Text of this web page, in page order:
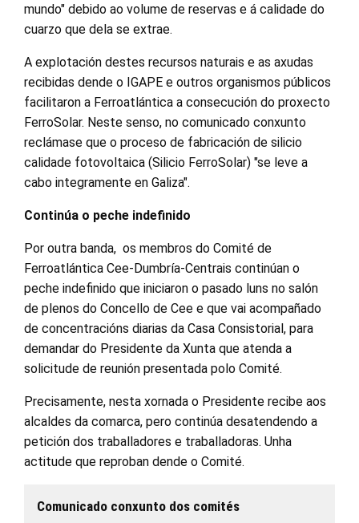
mundo" debido ao volume de reservas e á calidade do
cuarzo que dela se extrae.
A explotación destes recursos naturais e as axudas
recibidas dende o IGAPE e outros organismos públicos
facilitaron a Ferroatlántica a consecución do proxecto
FerroSolar. Neste senso, no comunicado conxunto
reclámase que o proceso de fabricación de silicio
calidade fotovoltaica (Silicio FerroSolar) "se leve a
cabo integramente en Galiza".
Continúa o peche indefinido
Por outra banda, os membros do Comité de
Ferroatlántica Cee-Dumbría-Centrais continúan o
peche indefinido que iniciaron o pasado luns no salón
de plenos do Concello de Cee e que vai acompañado
de concentracións diarias da Casa Consistorial, para
demandar do Presidente da Xunta que atenda a
solicitude de reunión presentada polo Comité.
Precisamente, nesta xornada o Presidente recibe aos
alcaldes da comarca, pero continúa desatendendo a
petición dos traballadores e traballadoras. Unha
actitude que reproban dende o Comité.
Comunicado conxunto dos comités